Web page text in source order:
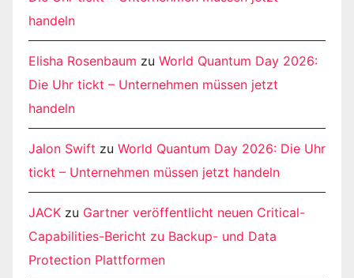
handeln
Elisha Rosenbaum zu World Quantum Day 2026:
Die Uhr tickt – Unternehmen müssen jetzt
handeln
Jalon Swift zu World Quantum Day 2026: Die Uhr
tickt – Unternehmen müssen jetzt handeln
JACK zu Gartner veröffentlicht neuen Critical-
Capabilities-Bericht zu Backup- und Data
Protection Plattformen